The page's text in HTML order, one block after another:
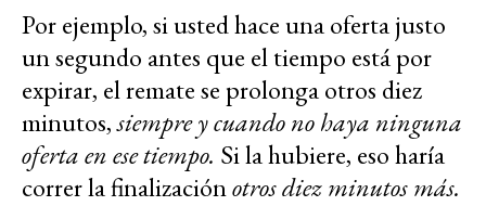
Por ejemplo, si usted hace una oferta justo
un segundo antes que el tiempo está por
expirar, el remate se prolonga otros diez
minutos,siempre y cuando no haya ninguna
oferta en ese tiempo. Si la hubiere, eso haría
correr la finalizaciónotros diez minutos más.